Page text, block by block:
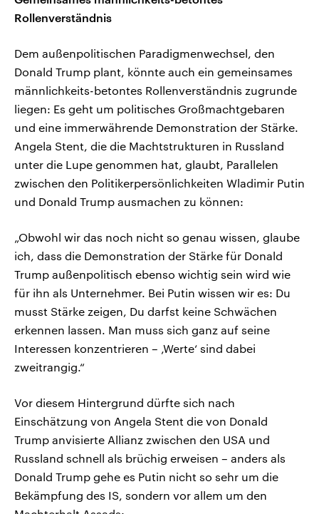
Rollenverständnis
Dem außenpolitischen Paradigmenwechsel, den
Donald Trump plant, könnte auch ein gemeinsames
männlichkeits-betontes Rollenverständnis zugrunde
liegen: Es geht um politisches Großmachtgebaren
und eine immerwährende Demonstration der Stärke.
Angela Stent, die die Machtstrukturen in Russland
unter die Lupe genommen hat, glaubt, Parallelen
zwischen den Politikerpersönlichkeiten Wladimir Putin
und Donald Trump ausmachen zu können:
„Obwohl wir das noch nicht so genau wissen, glaube
ich, dass die Demonstration der Stärke für Donald
Trump außenpolitisch ebenso wichtig sein wird wie
für ihn als Unternehmer. Bei Putin wissen wir es: Du
musst Stärke zeigen, Du darfst keine Schwächen
erkennen lassen. Man muss sich ganz auf seine
Interessen konzentrieren – ‚Werte‘ sind dabei
zweitrangig.“
Vor diesem Hintergrund dürfte sich nach
Einschätzung von Angela Stent die von Donald
Trump anvisierte Allianz zwischen den USA und
Russland schnell als brüchig erweisen – anders als
Donald Trump gehe es Putin nicht so sehr um die
Bekämpfung des IS, sondern vor allem um den